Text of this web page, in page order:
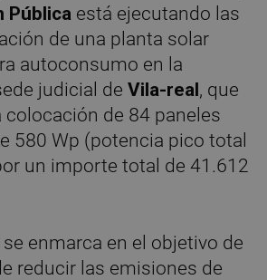
Pública está ejecutando las
de una planta solar
autoconsumo en la
judicial deVila-real, que
de 84 paneles
580 Wp (potencia pico total
un importe total de 41.612
enmarca en el objetivo de
reducir las emisiones de